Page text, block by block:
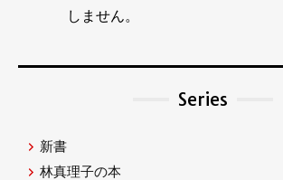
しません。
Series
新書
林真理子の本